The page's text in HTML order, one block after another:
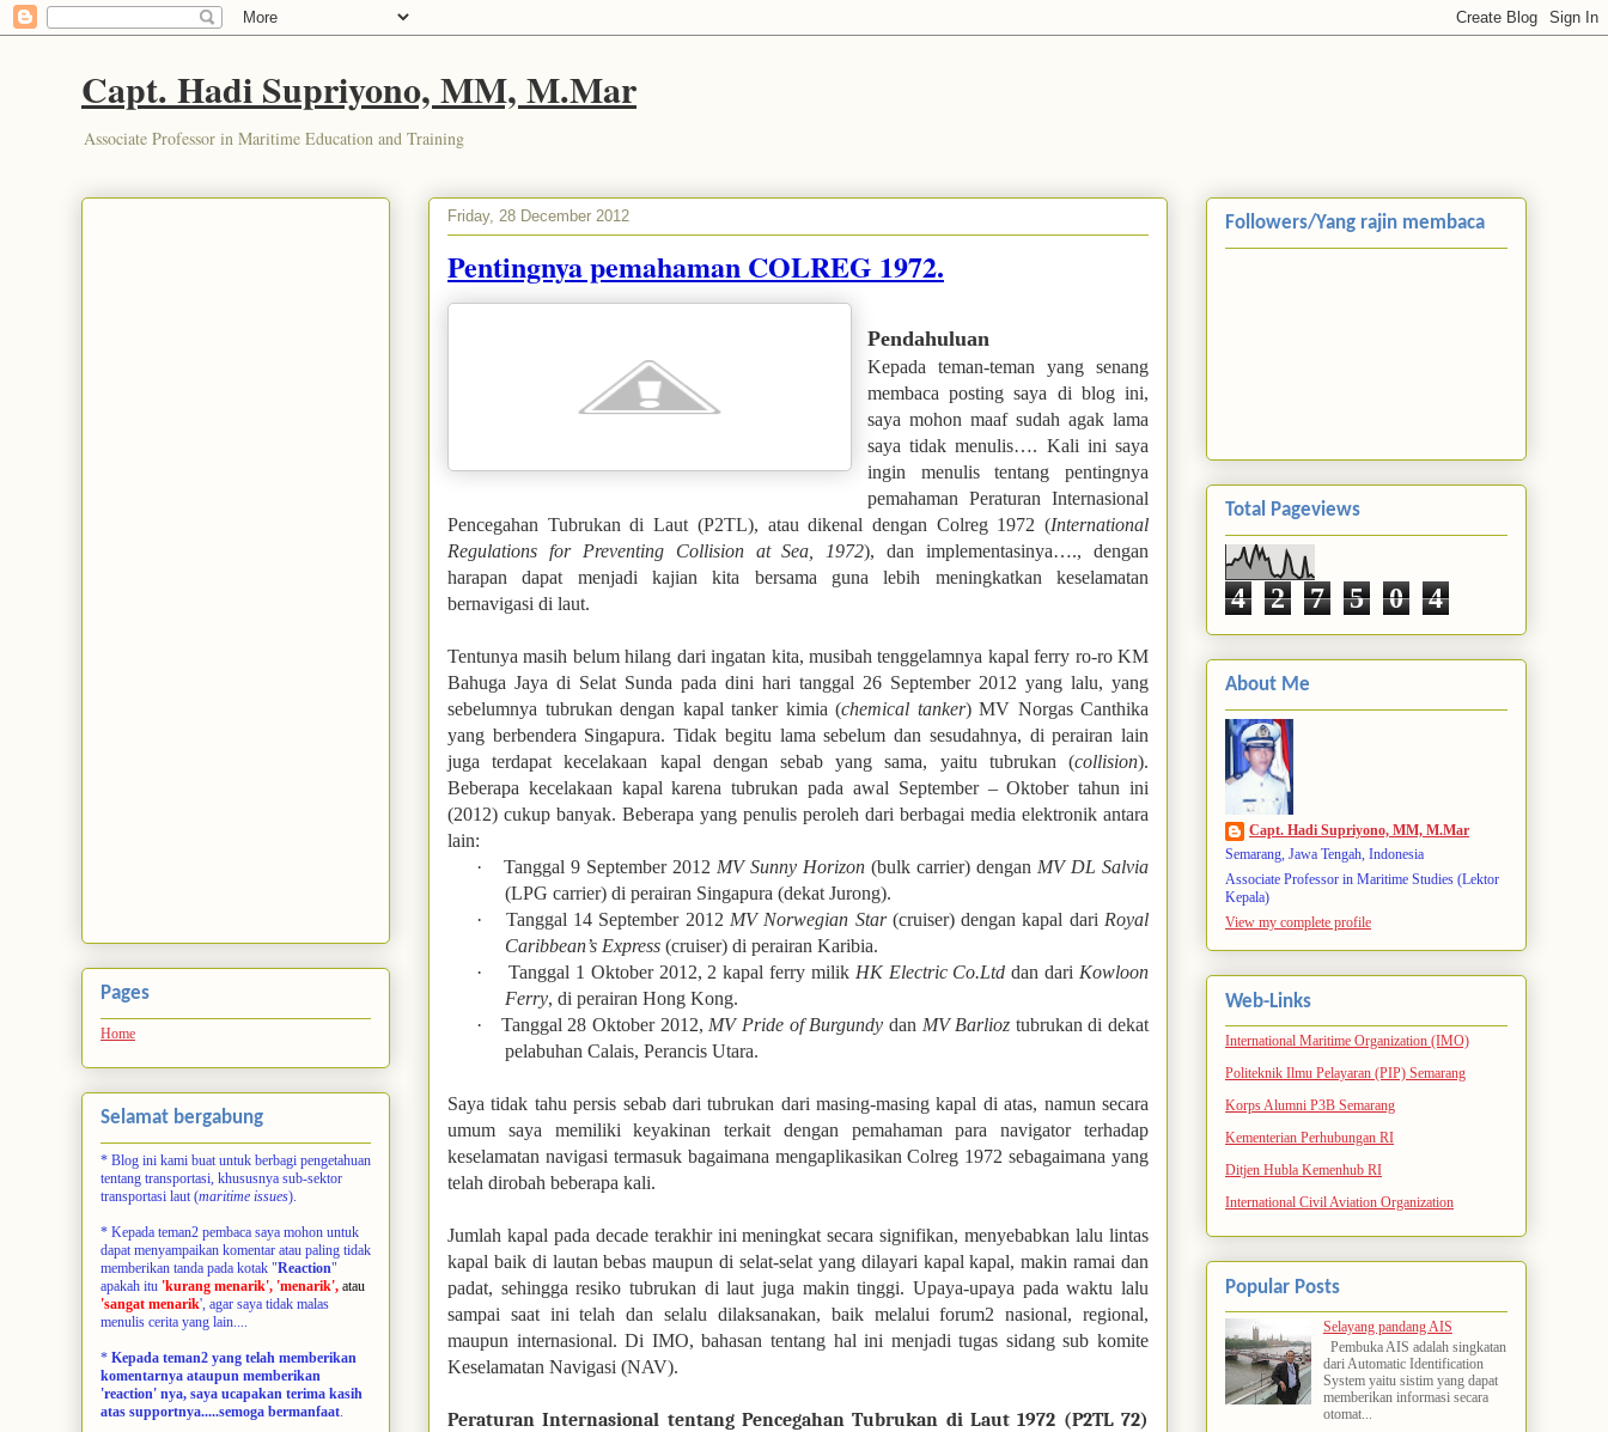
Capt. Hadi Supriyono, MM, M.Mar
Associate Professor in Maritime Education and Training
Friday, 28 December 2012
Pentingnya pemahaman COLREG 1972.
Pendahuluan
Kepada teman-teman yang senang
membaca posting saya di blog ini,
saya mohon maaf sudah agak lama
saya tidak menulis…. Kali ini saya
ingin menulis tentang pentingnya
pemahaman Peraturan Internasional
Pencegahan Tubrukan di Laut (P2TL), atau dikenal dengan Colreg 1972 (International
Regulations for Preventing Collision at Sea, 1972), dan implementasinya…., dengan
harapan dapat menjadi kajian kita bersama guna lebih meningkatkan keselamatan
bernavigasi di laut.
Tentunya masih belum hilang dari ingatan kita, musibah tenggelamnya kapal ferry ro-ro KM
Bahuga Jaya di Selat Sunda pada dini hari tanggal 26 September 2012 yang lalu, yang
sebelumnya tubrukan dengan kapal tanker kimia (chemical tanker) MV Norgas Canthika
yang berbendera Singapura. Tidak begitu lama sebelum dan sesudahnya, di perairan lain
juga terdapat kecelakaan kapal dengan sebab yang sama, yaitu tubrukan (collision).
Beberapa kecelakaan kapal karena tubrukan pada awal September – Oktober tahun ini
(2012) cukup banyak. Beberapa yang penulis peroleh dari berbagai media elektronik antara
lain:
·
Tanggal 9 September 2012 MV Sunny Horizon (bulk carrier) dengan MV DL Salvia
(LPG carrier) di perairan Singapura (dekat Jurong).
·
Tanggal 14 September 2012 MV Norwegian Star(cruiser) dengan kapal dari Royal
Caribbean’s Express (cruiser) di perairan Karibia.
·
Tanggal 1 Oktober 2012, 2 kapal ferry milik HK Electric Co.Ltd dan dari Kowloon
Ferry, di perairan Hong Kong.
·
Tanggal 28 Oktober 2012, MV Pride of Burgundy dan MV Barlioz tubrukan di dekat
pelabuhan Calais, Perancis Utara.
Saya tidak tahu persis sebab dari tubrukan dari masing-masing kapal di atas, namun secara
umum saya memiliki keyakinan terkait dengan pemahaman para navigator terhadap
keselamatan navigasi termasuk bagaimana mengaplikasikan Colreg 1972 sebagaimana yang
telah dirobah beberapa kali.
Jumlah kapal pada decade terakhir ini meningkat secara signifikan, menyebabkan lalu lintas
kapal baik di lautan bebas maupun di selat-selat yang dilayari kapal kapal, makin ramai dan
padat, sehingga resiko tubrukan di laut juga makin tinggi. Upaya-upaya pada waktu lalu
sampai saat ini telah dan selalu dilaksanakan, baik melalui forum2 nasional, regional,
maupun internasional. Di IMO, bahasan tentang hal ini menjadi tugas sidang sub komite
Keselamatan Navigasi (NAV).
Peraturan Internasional tentang Pencegahan Tubrukan di Laut 1972 (P2TL 72)
Pages
Home
Selamat bergabung
* Blog ini kami buat untuk berbagi pengetahuan
tentang transportasi, khususnya sub-sektor
transportasi laut (maritime issues).
* Kepada teman2 pembaca saya mohon untuk
dapat menyampaikan komentar atau paling tidak
memberikan tanda pada kotak "Reaction"
apakah itu 'kurang menarik', 'menarik', atau
'sangat menarik', agar saya tidak malas
menulis cerita yang lain....
* Kepada teman2 yang telah memberikan
komentarnya ataupun memberikan
'reaction' nya, saya ucapakan terima kasih
atas supportnya.....semoga bermanfaat.
Followers/Yang rajin membaca
Total Pageviews
4 2 7 5 0 4
About Me
Capt. Hadi Supriyono, MM, M.Mar
Semarang, Jawa Tengah, Indonesia
Associate Professor in Maritime Studies (Lektor
Kepala)
View my complete profile
Web-Links
International Maritime Organization (IMO)
Politeknik Ilmu Pelayaran (PIP) Semarang
Korps Alumni P3B Semarang
Kementerian Perhubungan RI
Ditjen Hubla Kemenhub RI
International Civil Aviation Organization
Popular Posts
Selayang pandang AIS
Pembuka AIS adalah singkatan
dari Automatic Identification
System yaitu sistim yang dapat
memberikan informasi secara
otomat...